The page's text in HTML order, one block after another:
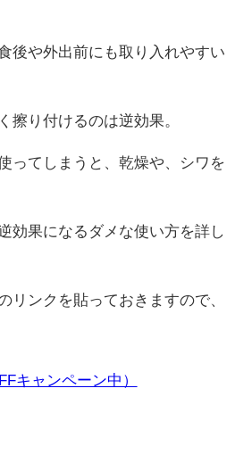
後や外出前にも取り入れやすい
擦り付けるのは逆効果。
ってしまうと、乾燥や、シワを
効果になるダメな使い方を詳し
リンクを貼っておきますので、
キャンペーン中）